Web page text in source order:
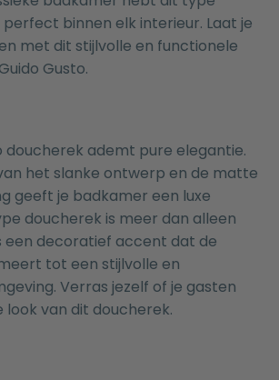
binnen elk interieur. Laat je
met dit stijlvolle en functionele
Gusto.
doucherek ademt pure elegantie.
het slanke ontwerp en de matte
geeft je badkamer een luxe
doucherek is meer dan alleen
een decoratief accent dat de
tot een stijlvolle en
Verras jezelf of je gasten
look van dit doucherek.